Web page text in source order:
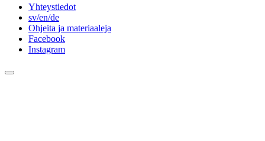
Yhteystiedot
sv/en/de
Ohjeita ja materiaaleja
Facebook
Instagram